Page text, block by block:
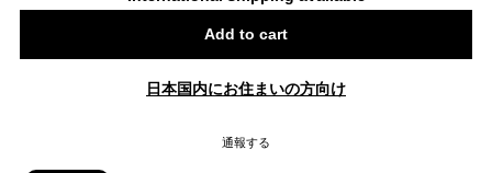
Add to cart
日本国内にお住まいの方向け
通報する